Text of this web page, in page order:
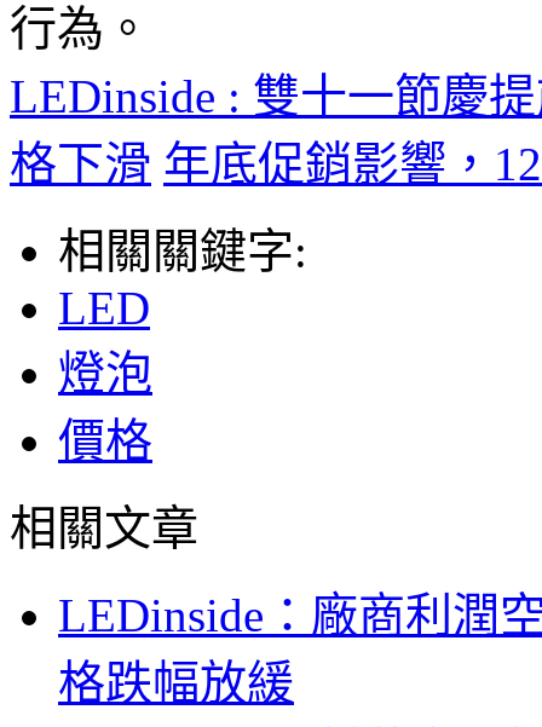
行為。
LEDinside : 雙十一節慶
格下滑 年底促銷影響，
相關關鍵字:
LED
燈泡
價格
相關文章
LEDinside：廠商利潤
格跌幅放緩